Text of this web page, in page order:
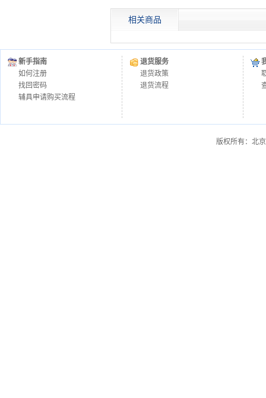
相关商品
新手指南
如何注册
找回密码
辅具申请购买流程
退货服务
退货政策
退货流程
版权所有：北